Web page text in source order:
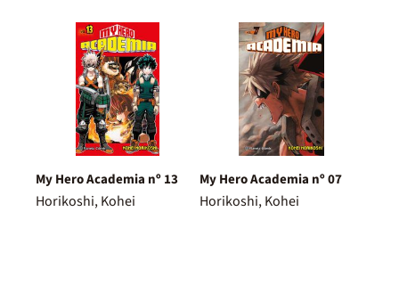
My Hero Academia nº 13
Horikoshi, Kohei
My Hero Academia nº 07
Horikoshi, Kohei